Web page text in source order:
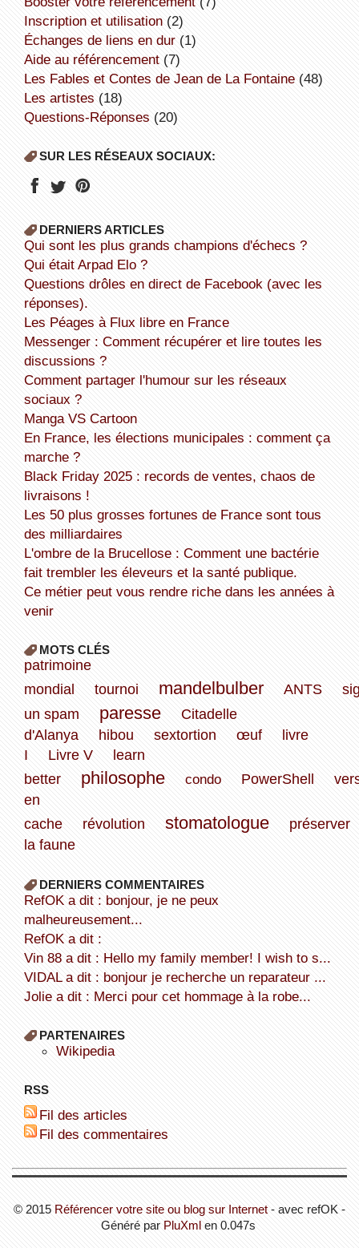
inscription et utilisation(2)
échanges de liens en dur(1)
aide au référencement(7)
Les Fables et Contes de Jean de La Fontaine(48)
Les artistes (18)
Questions-Réponses (20)
SUR LES RÉSEAUX SOCIAUX:
DERNIERS ARTICLES
Qui sont les plus grands champions d'échecs ?
Qui était Arpad Elo ?
Questions drôles en direct de Facebook (avec les
réponses).
Les Péages à Flux libre en France
Messenger : Comment récupérer et lire toutes les
discussions ?
Comment partager l'humour sur les réseaux
sociaux ?
Manga VS Cartoon
En France, les élections municipales : comment ça
marche ?
Black Friday 2025 : records de ventes, chaos de
livraisons !
Les 50 plus grosses fortunes de France sont tous
des milliardaires
L'ombre de la Brucellose : Comment une bactérie
fait trembler les éleveurs et la santé publique.
Ce métier peut vous rendre riche dans les années à
venir
MOTS CLÉS
patrimoine
mondial
tournoi mandelbulber ANTS
un spam
paresse
Citadelle
d'Alanya
hibou sextortion œuf
livre
I
Livre V
learn
better
philosophe condo PowerShell
en
cache
révolution stomatologue
préserver
la faune
DERNIERS COMMENTAIRES
refOK a dit : bonjour, je ne peux
malheureusement...
refOK a dit :
Vin 88 a dit : Hello my family member! I wish to s...
VIDAL a dit : bonjour je recherche un reparateur ...
Jolie a dit : Merci pour cet hommage à la robe...
PARTENAIRES
wikipedia
RSS
Fil des articles
Fil des commentaires
© 2015 Référencer votre site ou blog sur Internet - avec refOK -
Généré par PluXmlen 0.047s